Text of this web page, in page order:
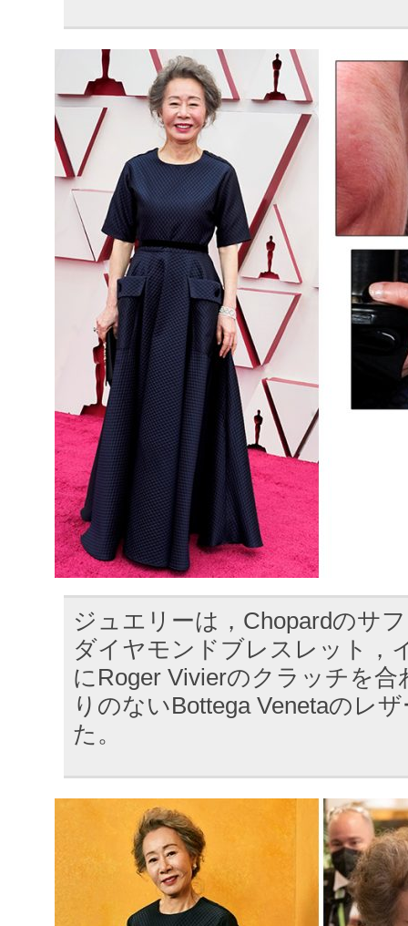
ジュエリーは，Chopardのサ
ダイヤモンドブレスレット，
にRoger Vivierのクラッチを
りのないBottega Venetaのレ
た。